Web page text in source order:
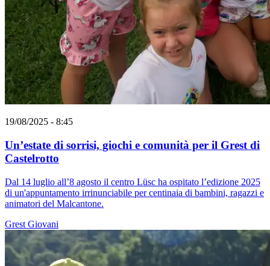
19/08/2025 - 8:45
Un’estate di sorrisi, giochi e comunità per il Grest di
Castelrotto
Dal 14 luglio all’8 agosto il centro Lüsc ha ospitato l’edizione 2025
di un'appuntamento irrinunciabile per centinaia di bambini, ragazzi e
animatori del Malcantone.
Grest Giovani